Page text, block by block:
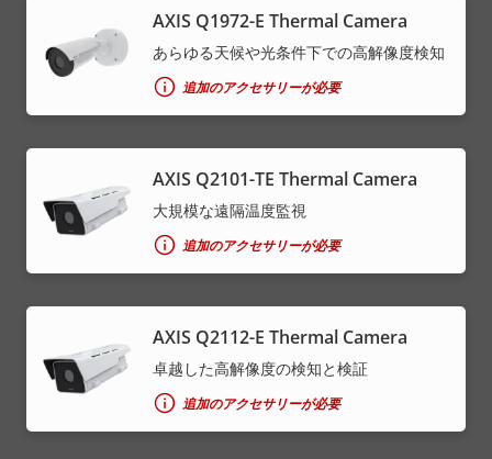
AXIS Q1972-E Thermal Camera
あらゆる天候や光条件下での高解像度検知
追加のアクセサリーが必要
AXIS Q2101-TE Thermal Camera
大規模な遠隔温度監視
追加のアクセサリーが必要
AXIS Q2112-E Thermal Camera
卓越した高解像度の検知と検証
追加のアクセサリーが必要